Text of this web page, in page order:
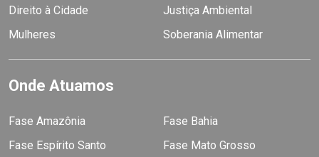
Direito à Cidade
Justiça Ambiental
Mulheres
Soberania Alimentar
Onde Atuamos
Fase Amazônia
Fase Bahia
Fase Espírito Santo
Fase Mato Grosso